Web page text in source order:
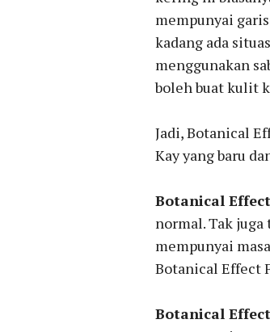
mempunyai
kadang ada
menggunakan
boleh buat kulit
Jadi, Botanical
Kay yang baru
Botanical
normal. Tak
mempunyai
Botanical Effect
Botanical